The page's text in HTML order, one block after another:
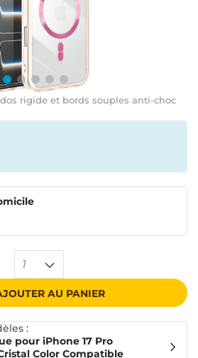
rigide et bords souples anti-choc
1
AU PANIER
:
pour iPhone 17 Pro
Color Compatible